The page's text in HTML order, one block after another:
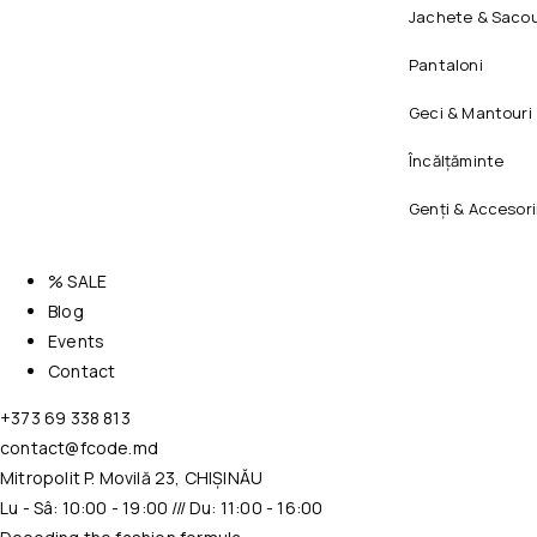
Jachete &
Pantaloni
Geci & Mantouri
Încălțăminte
Genți &
% SALE
Blog
Events
Contact
+373 69 338 813
contact@fcode.md
Mitropolit P. Movilă 23, CHIȘINĂU
Lu - Sâ: 10:00 - 19:00 /// Du: 11:00 - 16:00